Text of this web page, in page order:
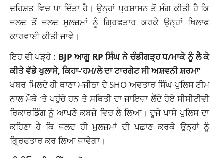
ਦਹਿਸ਼ਤ ਵਿਚ ਪਾ ਦਿੱਤਾ ਹੈ। ਉਨ੍ਹਾਂ ਪ੍ਰਸ਼ਾਸਨ ਤੋਂ ਮੰਗ ਕੀਤੀ ਹੈ ਕਿ
ਜਲਦ ਤੋਂ ਜਲਦ ਮੁਲਜ਼ਮਾਂ ਨੂੰ ਗ੍ਰਿਫਤਾਰ ਕਰਕੇ ਉਨ੍ਹਾਂ ਖਿਲਾਫ
ਕਾਰਵਾਈ ਕੀਤੀ ਜਾਵੇ।
ਇਹ ਵੀ ਪੜ੍ਹੋ : BJP ਆਗੂ RP ਸਿੰਘ ਨੇ ਚੰਡੀਗੜ੍ਹ ਧ/ਮਾਕੇ ਨੂੰ ਲੈ ਕੇ
ਕੀਤੇ ਵੱਡੇ ਖੁਲਾਸੇ, ਕਿਹਾ-‘ਹਮ/ਲੇ ਦਾ ਟਾਰਗੇਟ ਸੀ ਅਸ਼ਵਨੀ ਸ਼ਰਮਾ’
ਖਬਰ ਮਿਲਦੇ ਹੀ ਥਾਣਾ ਮਜੀਠਾ ਦੇ SHO ਅਵਤਾਰ ਸਿੰਘ ਪੁਲਿਸ ਟੀਮ
ਨਾਲ ਮੌਕੇ ‘ਤੇ ਪਹੁੰਚੇ ਹਨ ਤੇ ਸਥਿਤੀ ਦਾ ਜਾਇਜ਼ਾ ਲੈਂਦੇ ਹੋਏ ਸੀਸੀਟੀਵੀ
ਰਿਕਾਰਡਿੰਗ ਨੂੰ ਆਪਣੇ ਕਬਜ਼ੇ ਵਿਚ ਲੈ ਲਿਆ। ਦੂਜੇ ਪਾਸੇ ਪੁਲਿਸ ਦਾ
ਕਹਿਣਾ ਹੈ ਕਿ ਜਲਦ ਹੀ ਮੁਲਜ਼ਮਾਂ ਦੀ ਪਛਾਣ ਕਰਕੇ ਉਨ੍ਹਾਂ ਨੂੰ
ਗ੍ਰਿਫਤਾਰ ਕਰ ਲਿਆ ਜਾਵੇਗਾ।